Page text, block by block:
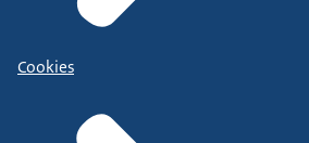
Cookies